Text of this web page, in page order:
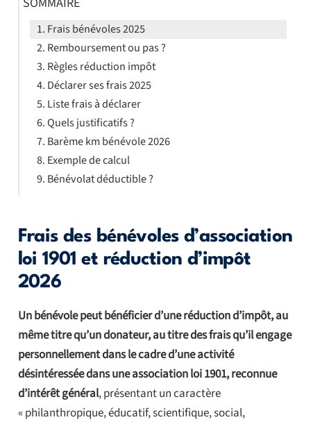
Frais des bénévoles d’association
loi 1901 et réduction d’impôt
2026
Un bénévole peut bénéficier d’une réduction d’impôt, au
même titre qu’un donateur, au titre des frais qu’il engage
personnellement dans le cadre d’une activité
désintéressée dans une association loi 1901, reconnue
d’intérêt général, présentant un caractère
« philanthropique, éducatif, scientifique, social,
Frais bénévoles 2025
Remboursement ou pas ?
Règles réduction impôt
Déclarer ses frais 2025
Liste frais à déclarer
Quels justificatifs ?
Barème km bénévole 2026
Exemple de calcul
Bénévolat déductible ?